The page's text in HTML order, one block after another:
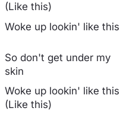
(Like this)
Woke up lookin' like this
So don't get under my
skin
Woke up lookin' like this
(Like this)